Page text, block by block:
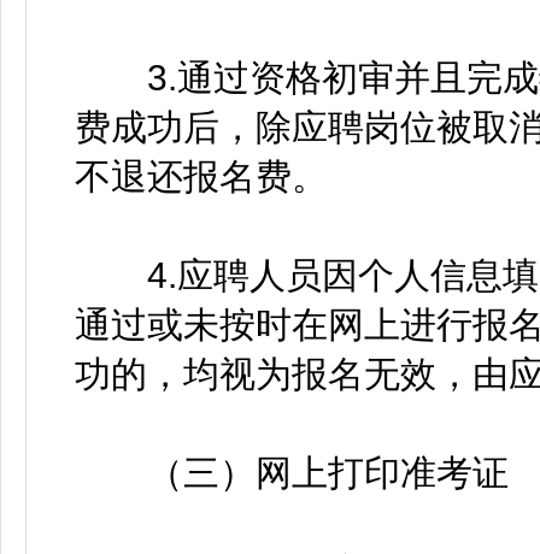
3.通过资格初审并且完成
费成功后，除应聘岗位被取
不退还报名费。
4.应聘人员因个人信息填
通过或未按时在网上进行报
功的，均视为报名无效，由
（三）网上打印准考证